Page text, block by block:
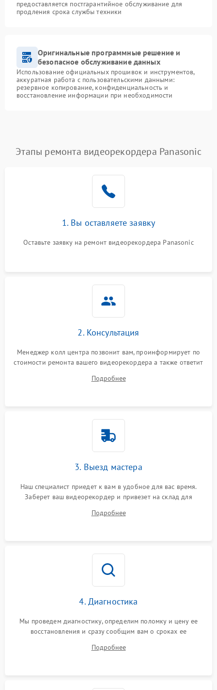
предоставляется постгарантийное обслуживание для
продления срока службы техники
Оригинальные программные решение и
безопасное обслуживание данных
Использование официальных прошивок и инструментов,
аккуратная работа с пользовательскими данными:
резервное копирование, конфиденциальность и
восстановление информации при необходимости
Этапы ремонта видеорекордера Panasonic
1. Вы оставляете заявку
Оставьте заявку на ремонт видеорекордера Panasonic
2. Консультация
Менеджер колл центра позвонит вам, проинформирует по
стоимости ремонта вашего видеорекордера а также ответит
Подробнее
3. Выезд мастера
Наш специалист приедет к вам в удобное для вас время.
Заберет ваш видеорекордер и привезет на склад для
Подробнее
4. Диагностика
Мы проведем диагностику, определим поломку и цену ее
восстановления и сразу сообщим вам о сроках ее
Подробнее